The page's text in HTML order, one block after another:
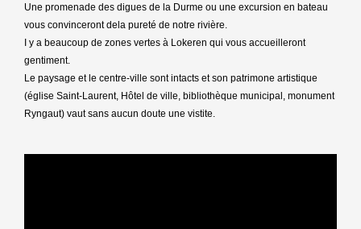
Une promenade des digues de la Durme ou une excursion en bateau
vous convinceront dela pureté de notre rivière.
I y a beaucoup de zones vertes à Lokeren qui vous accueilleront
gentiment.
Le paysage et le centre-ville sont intacts et son patrimone artistique
(église Saint-Laurent, Hôtel de ville, bibliothèque municipal, monument
Ryngaut) vaut sans aucun doute une vistite.